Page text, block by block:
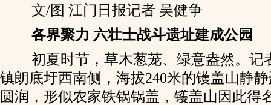
文/图 江门日报记者 吴健争
各界聚力 六壮士战斗遗址建成公园
初夏时节，草木葱茏、绿意盎然。记
镇朗底圩西南侧，海拔240米的镬盖山静
圆润，形似农家铁锅锅盖，镬盖山因此得